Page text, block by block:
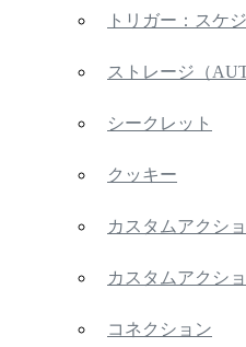
トリガー：スケ
ストレージ（
シークレット
クッキー
カスタムアクシ
カスタムアクシ
コネクション